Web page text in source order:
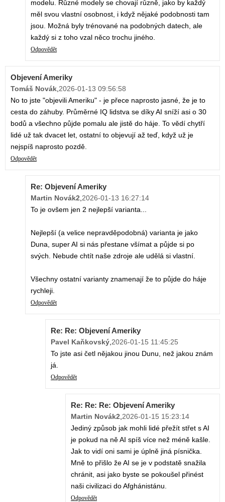
modelu. Různé modely se chovají různě, jako by každý
měl svou vlastní osobnost, i když nějaké podobnosti tam
jsou. Možná byly trénované na podobných datech, ale
každý si z toho vzal něco trochu jiného.
Odpovědět
Objevení Ameriky
Tomáš Novák 2026-01-13 09:56:58
No to jste "objevili Ameriku" - je přece naprosto jasné, že je to
cesta do záhuby. Průměrné IQ lidstva se díky AI sníží asi o 30
bodů a všechno půjde pomalu ale jistě do háje. To vědí chytří
lidé už tak dvacet let, ostatní to objevují až teď, když už je
nejspíš naprosto pozdě.
Odpovědět
Re: Objevení Ameriky
Martin Novák2 2026-01-13 16:27:14
To je ovšem jen 2 nejlepší varianta...
Nejlepší (a velice nepravděpodobná) varianta je jako
Duna, super AI si nás přestane všímat a půjde si po
svých. Nebude chtít naše zdroje ale udělá si vlastní.
Všechny ostatní varianty znamenají že to půjde do háje
rychleji.
Odpovědět
Re: Re: Objevení Ameriky
Pavel Kaňkovský 2026-01-15 11:45:25
To jste asi četl nějakou jinou Dunu, než jakou znám
já.
Odpovědět
Re: Re: Re: Objevení Ameriky
Martin Novák2 2026-01-15 15:23:14
Jediný způsob jak mohli lidé přežít střet s AI
je pokud na ně AI spíš více než méně kašle.
Jak to vidí oni sami je úplně jiná písnička.
Mně to přišlo že AI se je v podstatě snažila
chránit, asi jako byste se pokoušel přinést
naši civilizaci do Afghánistánu.
Odpovědět